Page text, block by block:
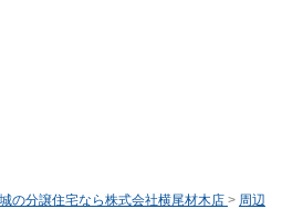
の分譲住宅なら株式会社横尾材木店 > 周辺